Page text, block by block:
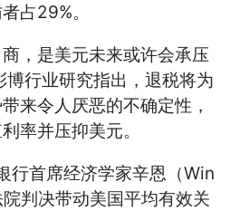
占29%。
，是美元未来或许会承压
博行业研究指出，退税将为
来令人厌恶的不确定性，
率并压抑美元。
行首席经济学家辛恩（Win
判决带动美国平均有效关